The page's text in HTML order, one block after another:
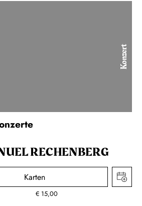
Konzert
RECHENBERG
Karten
€ 15,00